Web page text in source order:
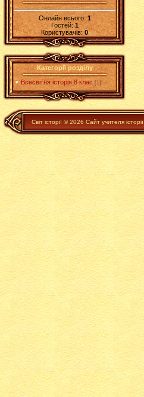
Онлайн всього:1
Гостей:1
Користувачів:0
Категорії розділу
Всесвітня історія 8 клас [1]
Світ історії © 2026 Сайт учителя історії